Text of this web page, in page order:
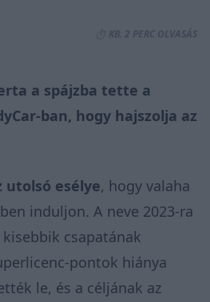
⏱️ KB. 2 PERC OLVASÁS
a spájzba tette a
ban, hogy hajszolja az
utolsó esélye, hogy valaha
induljon. A neve 2023-ra
csapatának
pontok hiánya
le, és a céljának az